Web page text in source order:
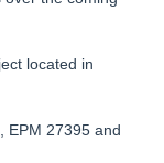
located in
EPM 27395 and